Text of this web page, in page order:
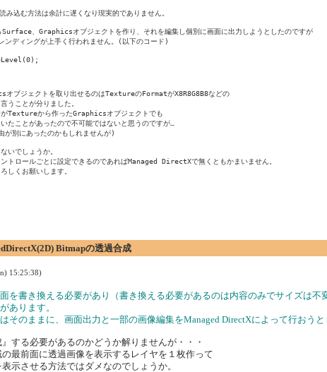
込む方法は余計に遅くなり現実的でありません。
、Graphicsオブジェクトを作り、それを編集し個別に画面に出力しようとしたのですが
ディングが上手く行われません。(以下のコード)
オブジェクトを取り出せるのはTextureのFormatがX8R8G8B8などの
うことが分りました。
がTextureから作ったGraphicsオブジェクトでも
たことがあったので不可能ではないと思うのですが…
が別にあったのかもしれませんが)
いでしょうか。
トロールごとに設定できるのであればManaged DirectXで無くともかまいません。
しくお願いします。
Bitmapの透過合成
15:25:38)
を書き換える必要があり（書き換える必要があるのは内容のみでサイズは不
あります。
そのままに、画面出力と一部の画像編集をManaged DirectXによって行おうと
る必要があるのかどうか解りませんが・・・
前面に透過画像を表示するレイヤを１枚作って
させる方法ではダメなのでしょうか。